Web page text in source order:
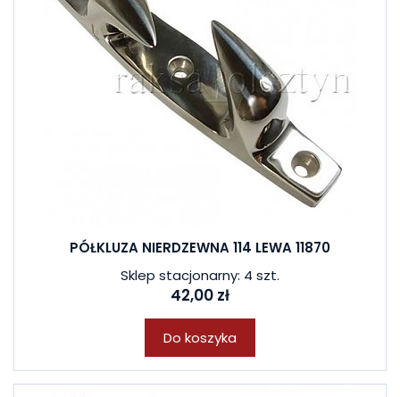
PÓŁKLUZA NIERDZEWNA 114 LEWA 11870
Sklep stacjonarny: 4 szt.
42,00 zł
Do koszyka